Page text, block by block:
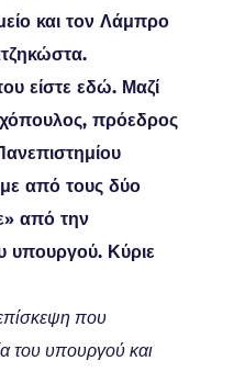
και τον Λάμπρο
είστε εδώ. Μαζί
πρόεδρος
από τους δύο
από την
υπουργού. Κύριε
που
του υπουργού και